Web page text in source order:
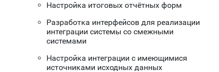
Настройка итоговых отчётных форм
Разработка интерфейсов для реализации
интеграции системы со смежными
системами
Настройка интеграции с имеющимися
источниками исходных данных